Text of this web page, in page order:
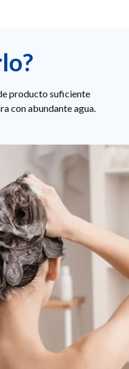
producto suficiente
con abundante agua.